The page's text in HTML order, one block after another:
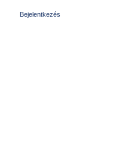
Bejelentkezés